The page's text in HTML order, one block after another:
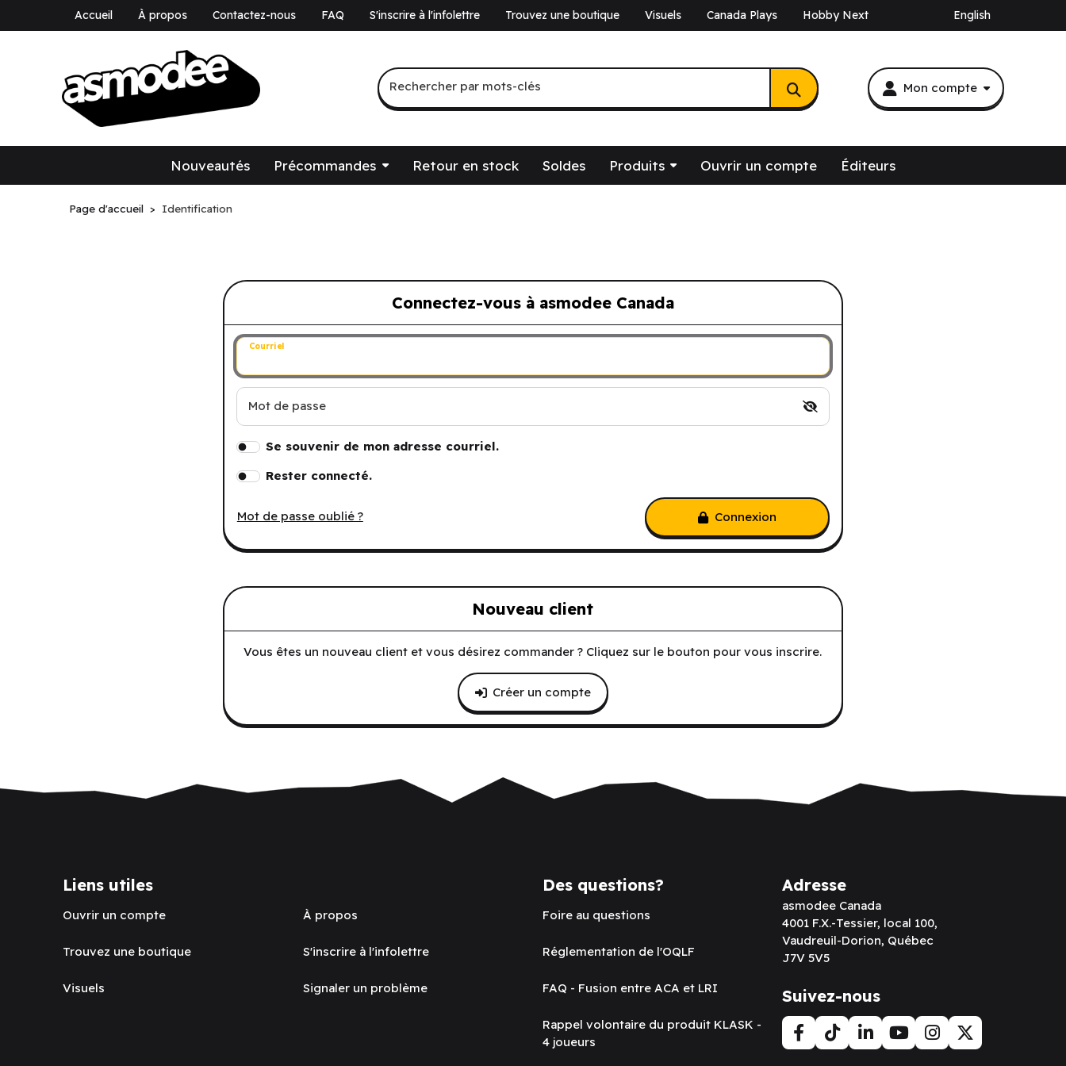
Accueil À propos Contactez-nous FAQ S'inscrire à l'infolettre Trouvez une boutique Visuels Canada Plays Hobby Next English
Mon compte
Recherche par mots-clés
Rechercher par mots-clés
Nouveautés Précommandes Retour en stock Soldes Produits Ouvrir un compte Éditeurs
Page d'accueil Identification
Connectez-vous à asmodee Canada
Connectez-vous à asmodee Canada
Courriel
Mot de passe
Se souvenir de mon adresse courriel.
Rester connecté.
Mot de passe oublié ? Connexion
Nouveau client
Vous êtes un nouveau client et vous désirez commander ? Cliquez sur le bouton pour vous inscrire.
Créer un compte
Liens utiles
Ouvrir un compte
Trouvez une boutique
Visuels
À propos
S'inscrire à l'infolettre
Signaler un problème
Des questions?
Foire au questions
Réglementation de l'OQLF
FAQ - Fusion entre ACA et LRI
Rappel volontaire du produit KLASK -
4 joueurs
Adresse
asmodee Canada
4001 F.X.-Tessier, local 100,
Vaudreuil-Dorion, Québec
J7V 5V5
Suivez-nous